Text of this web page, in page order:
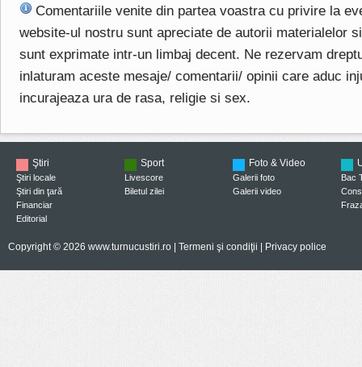
Comentariile venite din partea voastra cu privire la
website-ul nostru sunt apreciate de autorii materialelor
sunt exprimate intr-un limbaj decent. Ne rezervam
inlaturam aceste mesaje/ comentarii/ opinii care aduc
incurajeaza ura de rasa, religie si sex.
Ştiri
Ştiri locale
Ştiri din ţară
Financiar
Editorial
Sport
Livescore
Biletul zilei
Foto & Video
Galerii foto
Galerii video
Bac
Copyright © 2026 www.turnucustiri.ro | Termeni şi condiţii Privacy police